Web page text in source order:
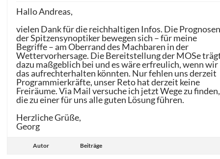
Hallo Andreas,
vielen Dank für die reichhaltigen Infos. Die
der Spitzensynoptiker bewegen sich – für meine
Begriffe – am Oberrand des Machbaren in der
Wettervorhersage. Die Bereitstellung der MOSe
dazu maßgeblich bei und es wäre erfreulich, wenn wir
das aufrechterhalten könnten. Nur fehlen uns derzeit
Programmierkräfte, unser Reto hat derzeit keine
Freiräume. Via Mail versuche ich jetzt Wege zu finden,
die zu einer für uns alle guten Lösung führen.
Herzliche Grüße,
Georg
Autor Beiträge